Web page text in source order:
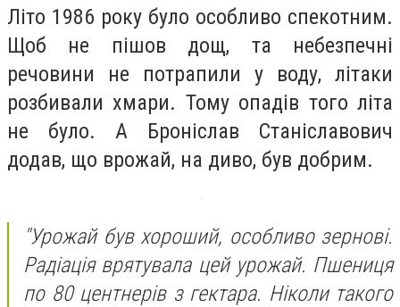
Літо 1986 року було особливо спекотним.
Щоб не пішов дощ, та небезпечні
речовини не потрапили у воду, літаки
розбивали хмари. Тому опадів того літа
не було. А Броніслав Станіславович
додав, що врожай, на диво, був добрим.
"Урожай був хороший, особливо зернові.
Радіація врятувала цей урожай. Пшениця
по 80 центнерів з гектара. Ніколи такого